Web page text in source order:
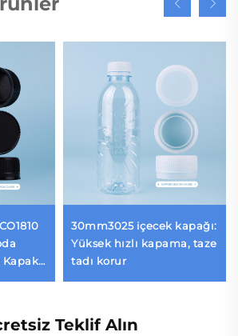
Kapak,
30mm3025 içecek kapağı:
Yüksek hızlı kapama, taze
tadı korur
Teklif Alın